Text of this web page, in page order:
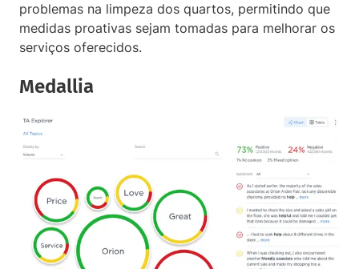
problemas na limpeza dos quartos, permitindo que
medidas proativas sejam tomadas para melhorar os
serviços oferecidos.
Medallia